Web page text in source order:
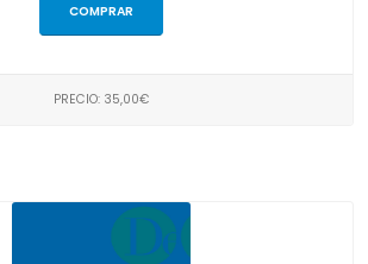
COMPRAR
PRECIO: 35,00€